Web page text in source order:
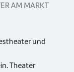
AM MARKT
und
Theater